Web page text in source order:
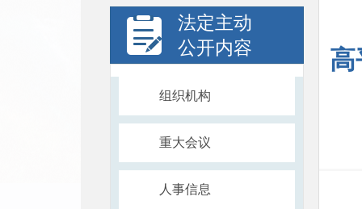
法定主动
公开内容
组织机构
重大会议
人事信息
高